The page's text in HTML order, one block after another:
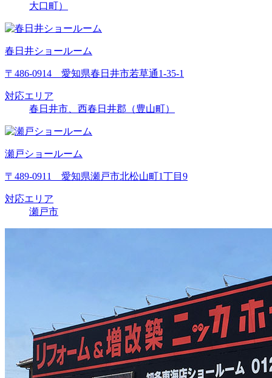
大口町）
春日井ショールーム
〒486-0914 愛知県春日井市若草通1-35-1
対応エリア
春日井市、西春日井郡（豊山町）
瀬戸ショールーム
〒489-0911 愛知県瀬戸市北松山町1丁目9
対応エリア
瀬戸市